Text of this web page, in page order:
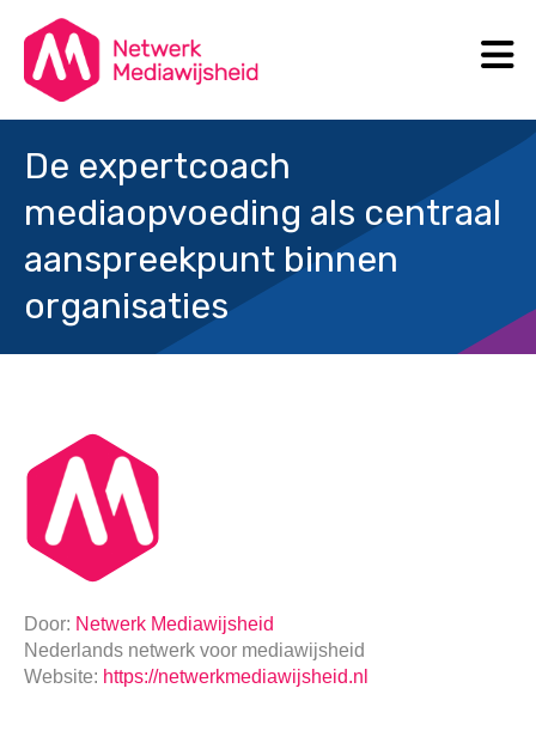
De expertcoach
mediaopvoeding als centraal
aanspreekpunt binnen
organisaties
Door: Netwerk Mediawijsheid
Nederlands netwerk voor mediawijsheid
Website: https://netwerkmediawijsheid.nl